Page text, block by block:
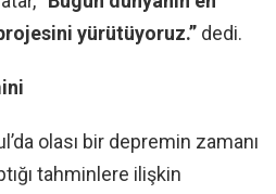
yürütüyoruz.” dedi.
olası bir depremin zamanı
tahminlere ilişkin